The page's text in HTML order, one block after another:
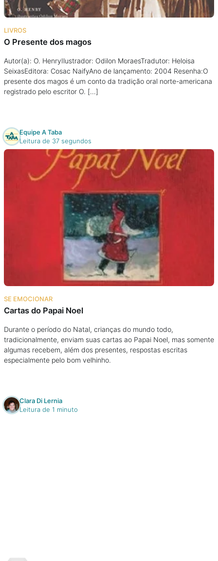
LIVROS
O Presente dos magos
Autor(a): O. HenryIlustrador: Odilon MoraesTradutor: Heloisa
SeixasEditora: Cosac NaifyAno de lançamento: 2004 Resenha:O
presente dos magos é um conto da tradição oral norte-americana
registrado pelo escritor O. […]
Equipe A Taba
Leitura de 37 segundos
SE EMOCIONAR
Cartas do Papai Noel
Durante o período do Natal, crianças do mundo todo,
tradicionalmente, enviam suas cartas ao Papai Noel, mas somente
algumas recebem, além dos presentes, respostas escritas
especialmente pelo bom velhinho.
Clara Di Lernia
Leitura de 1 minuto